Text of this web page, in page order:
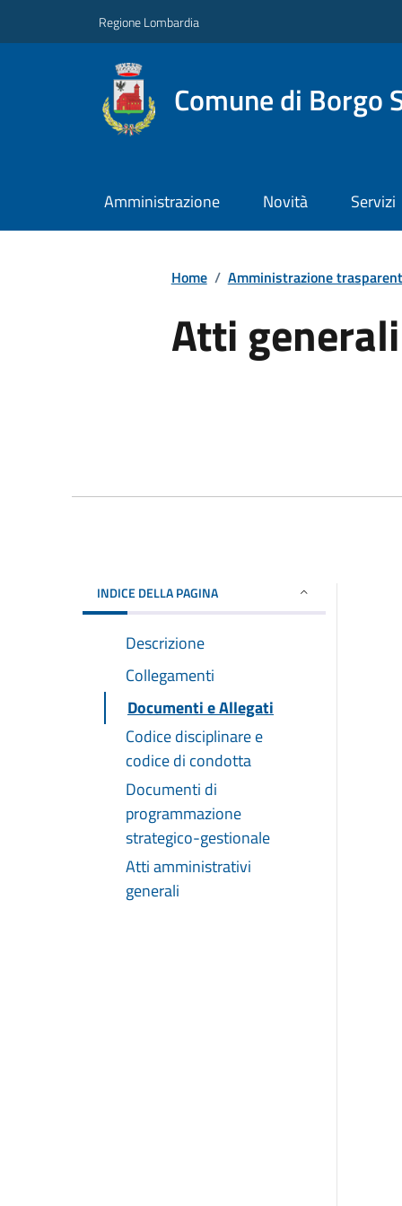
Regione Lombardia
Comune di Borgo
Amministrazione Novità Servizi
Home / Amministrazione
Atti generali
INDICE DELLA PAGINA
Descrizione
Collegamenti
Documenti e Allegati
Codice disciplinare e
codice di condotta
Documenti di
programmazione
strategico-gestionale
Atti amministrativi
generali